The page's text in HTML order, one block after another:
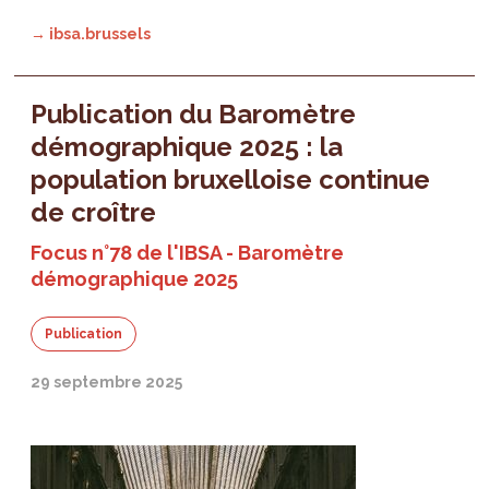
→ ibsa.brussels
Publication du Baromètre
démographique 2025 : la
population bruxelloise continue
de croître
Focus n°78 de l'IBSA - Baromètre
démographique 2025
Publication
29 septembre 2025